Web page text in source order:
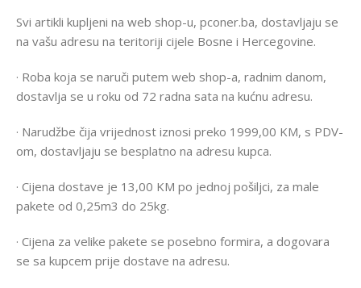
Svi artikli kupljeni na web shop-u, pconer.ba, dostavljaju se
na vašu adresu na teritoriji cijele Bosne i Hercegovine.
· Roba koja se naruči putem web shop-a, radnim danom,
dostavlja se u roku od 72 radna sata na kućnu adresu.
· Narudžbe čija vrijednost iznosi preko 1999,00 KM, s PDV-
om, dostavljaju se besplatno na adresu kupca.
· Cijena dostave je 13,00 KM po jednoj pošiljci, za male
pakete od 0,25m3 do 25kg.
· Cijena za velike pakete se posebno formira, a dogovara
se sa kupcem prije dostave na adresu.